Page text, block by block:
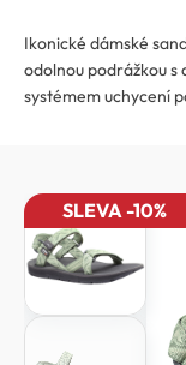
Ikonické dámské
odolnou podrážkou
systémem uchycení
SLEVA -10%